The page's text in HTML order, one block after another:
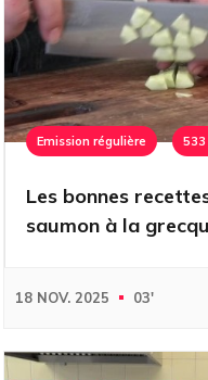
Emission régulière 533
Les bonnes
saumon à la
18 NOV. 2025 03'